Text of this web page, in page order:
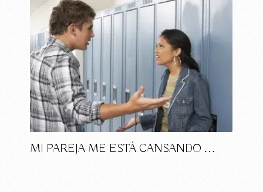
MI PAREJA ME ESTÁ CANSANDO …